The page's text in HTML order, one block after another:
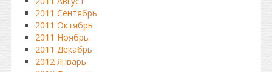
2011 Сентябрь
2011 Октябрь
2011 Ноябрь
2011 Декабрь
2012 Январь